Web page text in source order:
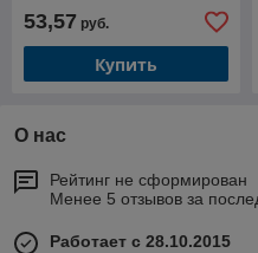
53,57 руб.
Купить
О нас
Рейтинг не сформирован
Менее 5 отзывов за
Работает с 28.10.2015